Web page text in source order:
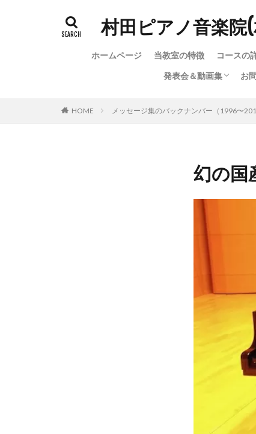
村田ピアノ音楽院
ホームページ 当教室の特徴 コースの
発表会＆動画集 お
HOME メッセージ集のバックナンバー（1996〜
幻の国